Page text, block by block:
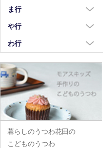
荒川真吾
荒賀文成
有馬和博
iiDA Woodturning
伊賀焼土楽
池島直人
池島仁美
生島賢
河上智美
川合孝知
川辺忠
川村宏樹
幹山繁太
季更器窯
岸野寛
北野敏一（犀ノ音窯）
重田良古
島田まるみ
志村睦彦
城進
菅原博之
杉本太郎
瀧田操
田中あい
田中佐和子
谷口嘉
谷永太郎
玉山保男
中尾万作
中川紀夫
中町いずみ
中村一也
中村幸一郎
d.Tam 中村孝子/桃子
中村智美
中村真紀
中山孝志
橋村大作
長谷川由香
畑中篤
花岡隆
花田オリジナル
羽生直記
林京子
林拓児
原口潔
原田七重
ま行
前田麻美
正木春蔵
松浦コータロー
松浦ナオコ
松葉勇輝
松本郁美
松本優樹
松本良夫
や行
八木橋昇
山口硝子
山口利枝
山崎葉
山田洋次
山田隆太郎
わ行
ワダコーヘー
渡辺信史
渡邊心平
暮らしのうつわ花田の
こどものうつわ